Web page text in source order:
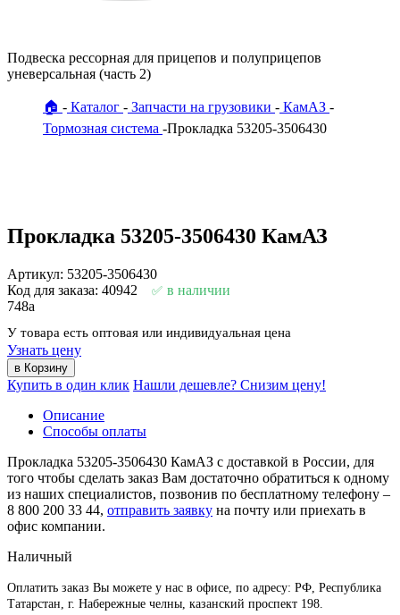
Подвеска рессорная для прицепов и полуприцепов
уневерсальная (часть 2)
🏠 Каталог Запчасти на грузовики
КамАЗ
Тормозная система Прокладка 53205-3506430
Прокладка 53205-3506430 КамАЗ
Артикул: 53205-3506430
Код для заказа: 40942
в наличии
748a
У товара есть оптовая или индивидуальная цена
Узнать цену
Купить в один клик Нашли дешевле? Снизим цену!
Описание
Способы оплаты
Прокладка 53205-3506430 КамАЗ с доставкой в России, для
того чтобы сделать заказ Вам достаточно обратиться к одному
из наших специалистов, позвонив по бесплатному телефону –
8 800 200 33 44, отправить заявку на почту или приехать в
офис компании.
Наличный
Оплатить заказ Вы можете у нас в офисе, по адресу: РФ, Республика
Татарстан, г. Набережные челны, казанский проспект 198.